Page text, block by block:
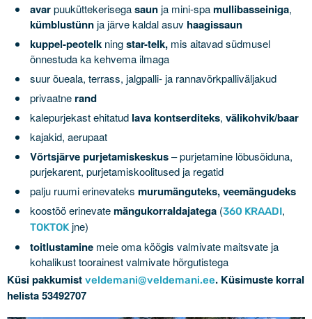
Kodukord
Teekonnaplaneerija
EIS turismisektori
LEADER toetused
Firmaüritused
Koolidele
Catering
Hinnad
avarpuuküttekerisegasaunja mini-spamullibasseiniga,
kümblustünnja järve kaldal asuv haagissaun
kuppel-peotelk ningstar-telk, mis aitavad südmusel
õnnestuda ka kehvema ilmaga
suur õueala, terrass, jalgpalli- ja rannavõrkpalliväljakud
privaatne rand
kalepurjekast ehitatud lava kontserditeks, välikohvik/baar
kajakid, aerupaat
Võrtsjärve purjetamiskeskus– purjetamine lõbusõiduna,
purjekarent, purjetamiskoolitused ja regatid
palju ruumi erinevateks murumänguteks, veemängudeks
koostöö erinevatemängukorraldajatega (360 KRAADI,
TOKTOK jne)
toitlustamine meie oma köögis valmivate maitsvate ja
kohalikust toorainest valmivate hõrgutistega
Küsi pakkumist veldemani@veldemani.ee. Küsimuste korral
helista 53492707